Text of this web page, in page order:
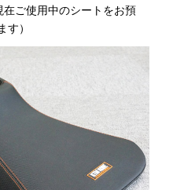
在ご使用中のシートをお預
）